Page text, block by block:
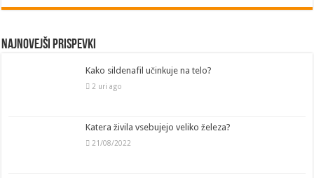
Najnovejši prispevki
Kako sildenafil učinkuje na telo?
2 uri ago
Katera živila vsebujejo veliko železa?
21/08/2022